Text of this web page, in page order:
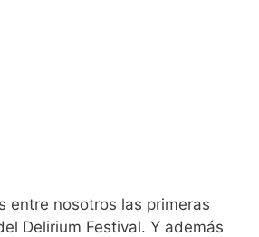
entre nosotros las primeras
Delirium Festival. Y además